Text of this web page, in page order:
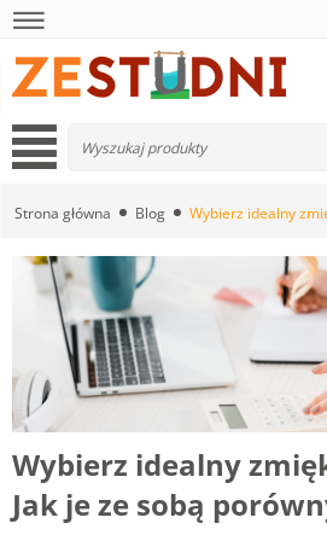
Strona główna Blog Wybierz idealny
Wybierz idealny
Jak je ze sobą